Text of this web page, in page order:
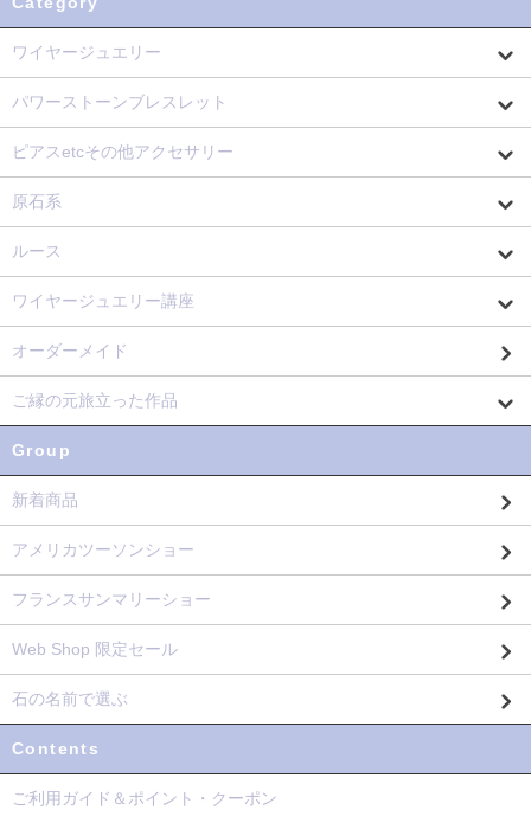
ワイヤージュエリー
パワーストーンブレスレット
ピアスetcその他アクセサリー
原石系
ルース
ワイヤージュエリー講座
オーダーメイド
ご縁の元旅立った作品
Group
新着商品
アメリカツーソンショー
フランスサンマリーショー
Web Shop 限定セール
石の名前で選ぶ
Contents
ご利用ガイド＆ポイント・クーポン